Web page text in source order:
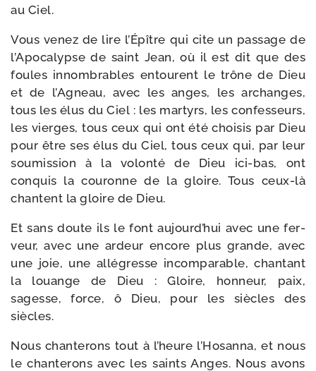
au Ciel.
Vous venez de lire l’Épître qui cite un pas­sage de
l’Apocalypse de saint Jean, où il est dit que des
foules innom­brables entourent le trône de Dieu
et de l’Agneau, avec les anges, les archanges,
tous les élus du Ciel : les mar­tyrs, les confes­seurs,
les vierges, tous ceux qui ont été choi­sis par Dieu
pour être ses élus du Ciel, tous ceux qui, par leur
sou­mis­sion à la volon­té de Dieu ici-​bas, ont
conquis la cou­ronne de la gloire. Tous ceux-​là
chantent la gloire de Dieu.
Et sans doute ils le font aujourd’hui avec une fer­
veur, avec une ardeur encore plus grande, avec
une joie, une allé­gresse incom­pa­rable, chan­tant
la louange de Dieu : Gloire, hon­neur, paix,
sagesse, force, ô Dieu, pour les siècles des
siècles.
Nous chan­te­rons tout à l’heure l’Hosanna, et nous
le chan­te­rons avec les saints Anges. Nous avons